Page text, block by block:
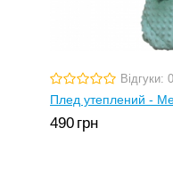
Відгуки: 0
Плед утеплений -
490 грн